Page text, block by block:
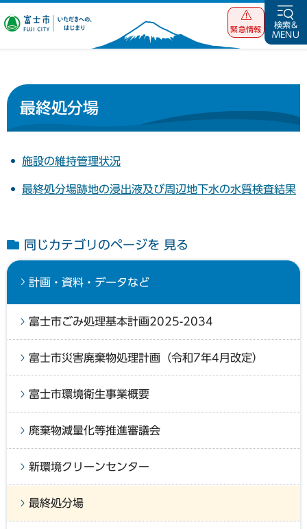
富士市 いただ
緊急情報
検索&
MENU
最終処分場
施設の維持管理状況
最終処分場跡地の浸出液及び周辺地下水の水質検査結果
同じカテゴリのページを 見る
計画・資料・データなど
富士市ごみ処理基本計画2025-2034
富士市災害廃棄物処理計画（令和7年4月改定）
富士市環境衛生事業概要
廃棄物減量化等推進審議会
新環境クリーンセンター
最終処分場